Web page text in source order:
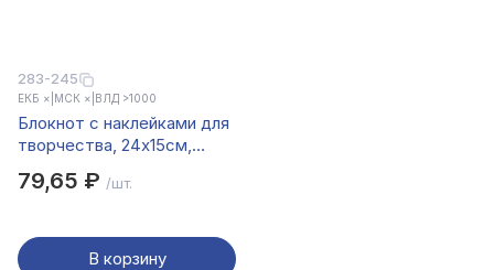
283-245
ЕКБ × МСК × ВЛД >1000
Блокнот с наклейками для
творчества, 24х15см,
дизайна
79,65 ₽ /шт.
В корзину